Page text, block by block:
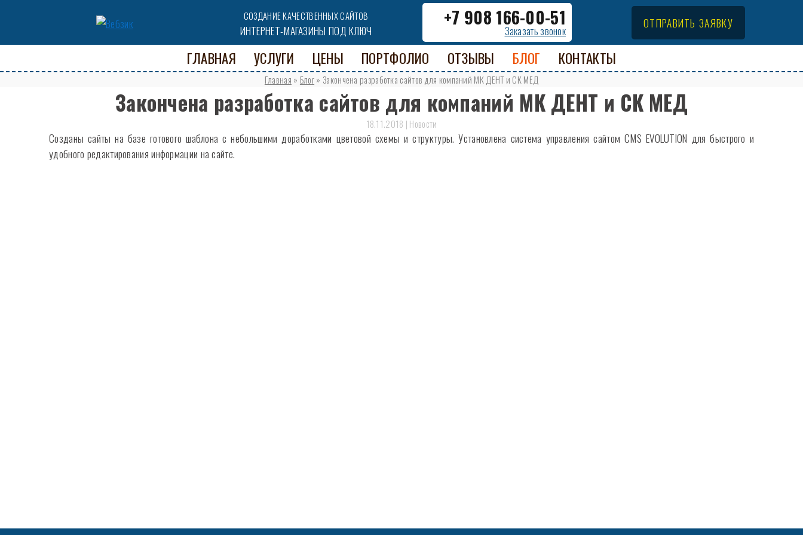
СОЗДАНИЕ КАЧЕСТВЕННЫХ САЙТОВ
ИНТЕРНЕТ-МАГАЗИНЫ ПОД КЛЮЧ
+7 908 166-00-51
Заказать звонок
ОТПРАВИТЬ ЗАЯВКУ
ГЛАВНАЯ УСЛУГИ ЦЕНЫ ПОРТФОЛИО ОТЗЫВЫ БЛОГ КОНТАКТЫ
Главная » Блог» Закончена разработка сайтов для компаний МК ДЕНТ и СК МЕД
Закончена разработка сайтов для компаний МК ДЕНТ и СК МЕД
18.11.2018 | Новости
Созданы сайты на базе готового шаблона с небольшими доработками цветовой схемы и структуры. Установлена система управления сайтом CMS EVOLUTION для быстрого и
удобного редактирования информации на сайте.